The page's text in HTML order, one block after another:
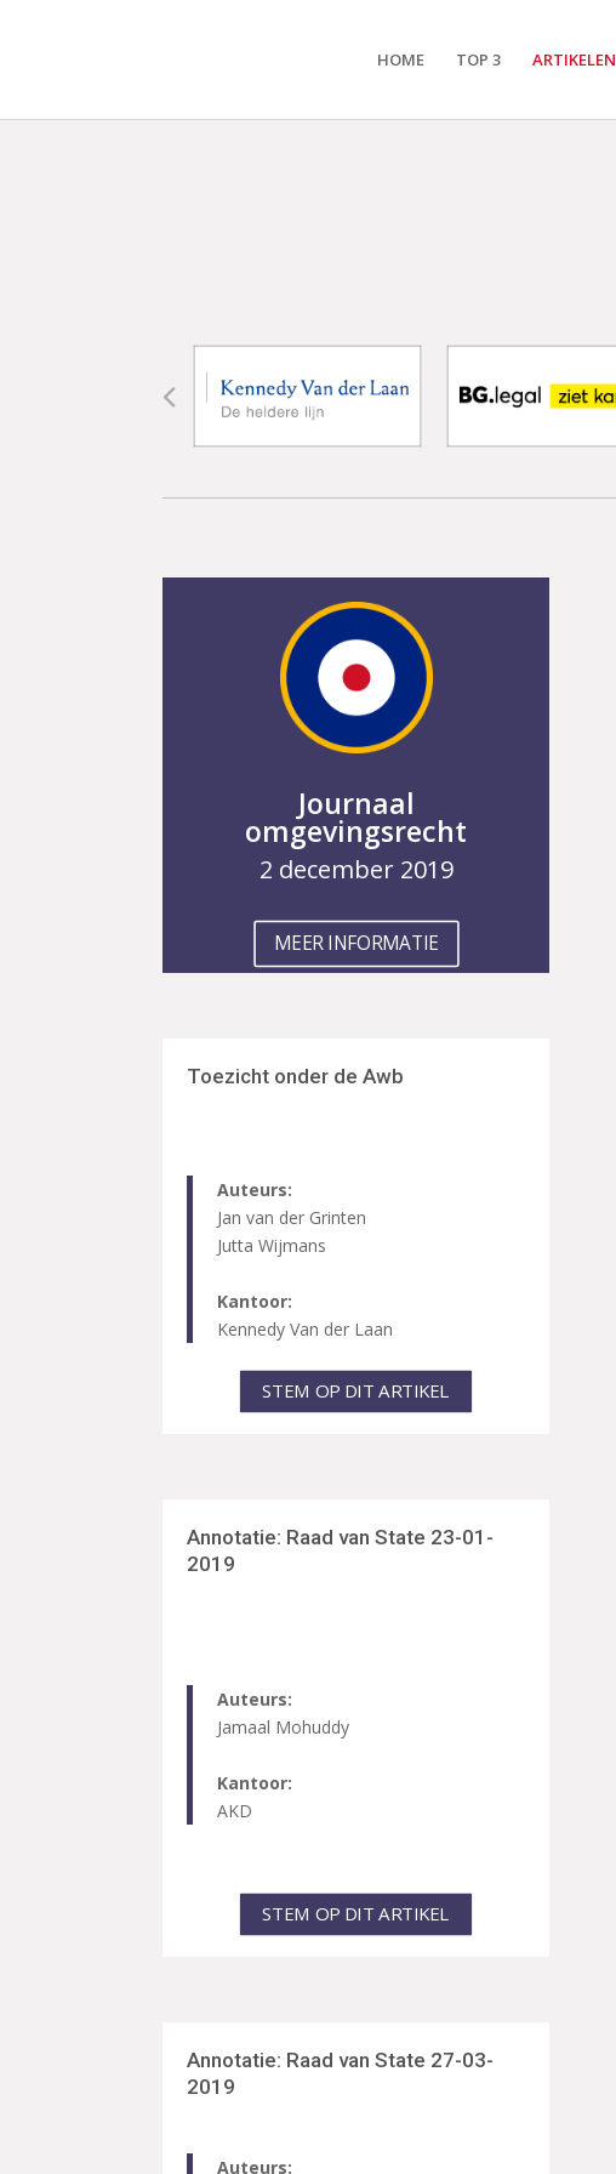
HOME TOP 3 ARTIKELEN
Journaal
omgevingsrecht
2 december 2019
MEER INFORMATIE
Toezicht onder de Awb
Auteurs:
Jan van der Grinten
Jutta Wijmans
Kantoor:
Kennedy Van der Laan
STEM OP DIT ARTIKEL
Annotatie: Raad van State 23-01-
2019
Auteurs:
Jamaal Mohuddy
Kantoor:
AKD
STEM OP DIT ARTIKEL
Annotatie: Raad van State 27-03-
2019
Auteurs: